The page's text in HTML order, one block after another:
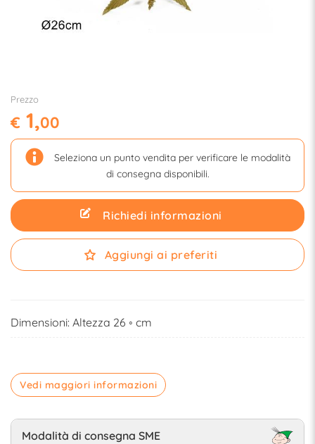
Prezzo
€ 1,00
Seleziona un punto vendita per verificare le modalità
di consegna disponibili.
Richiedi informazioni
Aggiungi ai preferiti
Dimensioni: Altezza 26 ◦ cm
Vedi maggiori informazioni
Modalità di consegna SME